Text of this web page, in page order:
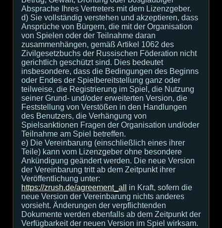
Absprache Ihres Vertreters mit dem Lizenzgeber.
d) Sie vollständig verstehen und akzeptieren, dass
Ansprüche von Bürgern, die mit der Organisation
von Spielen oder der Teilnahme daran
zusammenhängen, gemäß Artikel 1062 des
Zivilgesetzbuchs der Russischen Föderation nicht
gerichtlich geschützt sind. Dies bedeutet
insbesondere, dass die Bedingungen des Beginns
oder Endes der Spielbereitstellung ganz oder
teilweise, die Registrierung im Spiel, die Nutzung
seiner Grund- und/oder erweiterten Version, die
Feststellung von Verstößen in den Handlungen
des Benutzers, die Verhängung von
Spielsanktionen Fragen der Organisation und/oder
Teilnahme am Spiel betreffen.
e) Die Vereinbarung (einschließlich eines ihrer
Teile) kann vom Lizenzgeber ohne besondere
Ankündigung geändert werden. Die neue Version
der Vereinbarung tritt ab dem Zeitpunkt ihrer
Veröffentlichung unter:
https://zrush.de/agreement_all
in Kraft, sofern die
neue Version der Vereinbarung nichts anderes
vorsieht. Änderungen der verpflichtenden
Dokumente werden ebenfalls ab dem Zeitpunkt der
Verfügbarkeit der neuen Version im Spiel wirksam.